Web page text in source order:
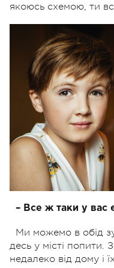
якоюсь схемою, ти
– Все ж таки у вас
Ми можемо в обід
десь у місті попити.
недалеко від дому і